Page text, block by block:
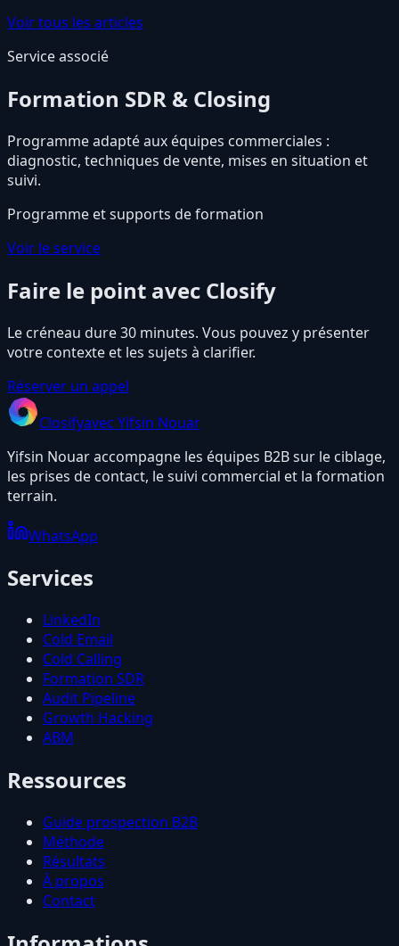
Voir tous les articles
Service associé
Formation SDR & Closing
Programme adapté aux équipes commerciales :
diagnostic, techniques de vente, mises en situation et
suivi.
Programme et supports de formation
Voir le service
Faire le point avec Closify
Le créneau dure 30 minutes. Vous pouvez y présenter
votre contexte et les sujets à clarifier.
Réserver un appel
Closifyavec Yifsin Nouar
Yifsin Nouar accompagne les équipes B2B sur le ciblage,
les prises de contact, le suivi commercial et la formation
terrain.
WhatsApp
Services
LinkedIn
Cold Email
Cold Calling
Formation SDR
Audit Pipeline
Growth Hacking
ABM
Ressources
Guide prospection B2B
Méthode
Résultats
À propos
Contact